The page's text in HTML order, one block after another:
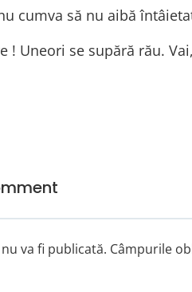
cumva să nu aibă
! Uneori se supără rău.
va fi publicată. Câmpurile